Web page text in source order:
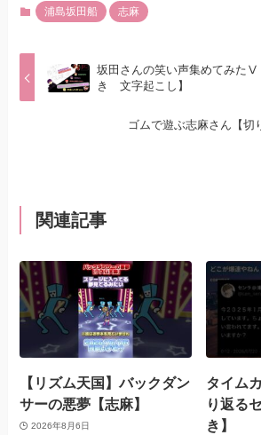
浦島坂田船 志麻
坂田さんの笑い声集めてみたⅤ
き 文字起こし】
ゴムで遊ぶ志麻さん【切
関連記事
【リズム天国】バックダン
サーの悪夢【志麻】
2026年8月6日
タイム
り返る
き】